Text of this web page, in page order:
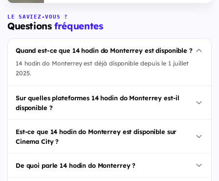
LE SAVIEZ-VOUS ?
Questionsfréquentes
Quand est-ce que 14 hodin do Monterrey est disponible ?
14 hodin do Monterrey est déjà disponible depuis le 1 juillet
2025.
Sur quelles plateformes 14 hodin do Monterrey est-il
disponible ?
Est-ce que 14 hodin do Monterrey est disponible sur
Cinema City ?
De quoi parle 14 hodin do Monterrey ?